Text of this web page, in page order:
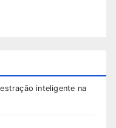
inteligente na